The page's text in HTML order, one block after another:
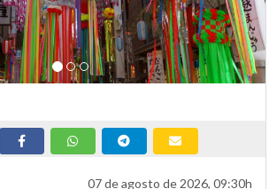
07 de agosto de 2026, 09:30h